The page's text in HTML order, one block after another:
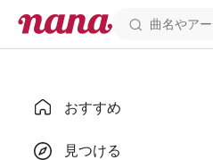
おすすめ
見つける